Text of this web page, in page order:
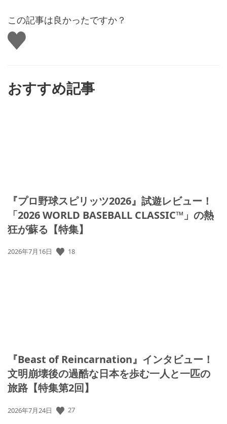
この記事は良かったですか？
い
い
おすすめ記事
『プロ野球スピリッツ2026』試遊レビュー！
「2026 WORLD BASEBALL CLASSIC™」の熱
狂が蘇る【特集】
公
2026年7月16日 18
『Beast of Reincarnation』インタビュー！
文明崩壊後の過酷な日本を歩む一人と一匹の
旅路【特集第2回】
公
2026年7月24日 27